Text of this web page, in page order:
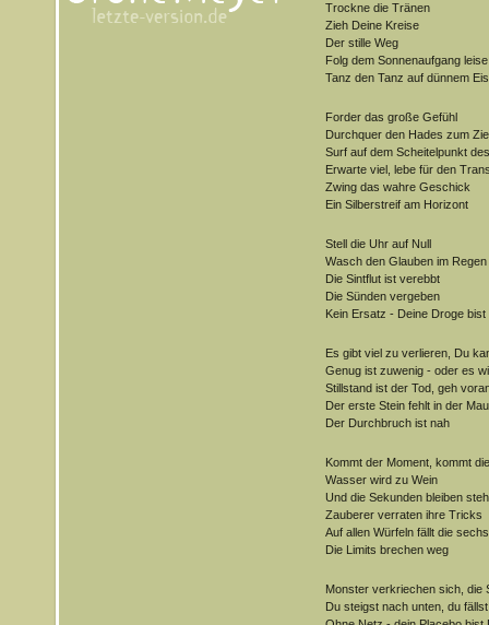
Trockne die Tränen
Zieh Deine Kreise
Der stille Weg
Folg dem Sonnenaufgang leise
Tanz den Tanz auf dünnem Eis
Forder das große Gefühl
Durchquer den Hades zum
Surf auf dem Scheitelpunkt
Erwarte viel, lebe für den
Zwing das wahre Geschick
Ein Silberstreif am Horizont
Stell die Uhr auf Null
Wasch den Glauben im Regen
Die Sintflut ist verebbt
Die Sünden vergeben
Kein Ersatz - Deine Droge bist
Es gibt viel zu verlieren, Du
Genug ist zuwenig - oder es
Stillstand ist der Tod, geh
Der erste Stein fehlt in der
Der Durchbruch ist nah
Kommt der Moment, kommt
Wasser wird zu Wein
Und die Sekunden bleiben
Zauberer verraten ihre Tricks
Auf allen Würfeln fällt die sechs
Die Limits brechen weg
Monster verkriechen sich, die
Du steigst nach unten, du